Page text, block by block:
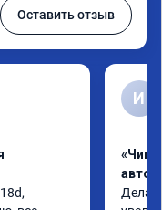
Оставить отзыв
И
«Чип